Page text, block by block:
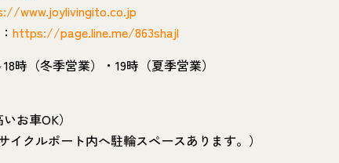
www.joylivingito.co.jp
https://page.line.me/863shajl
時（冬季営業）・19時（夏季営業）
お車OK）
イクルポート内へ駐輪スペースあります。）